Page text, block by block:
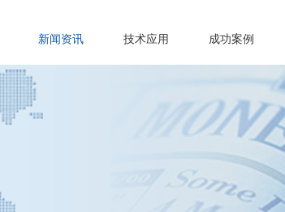
新闻资讯 技术应用 成功案例